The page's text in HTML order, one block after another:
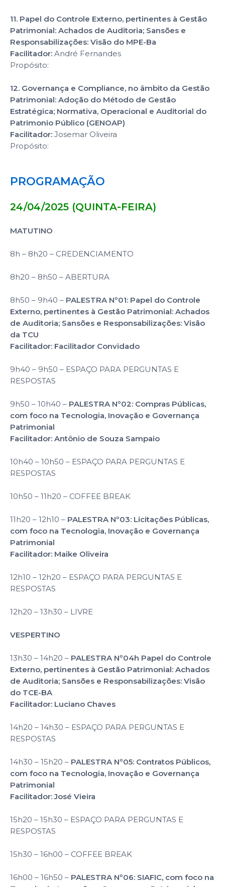
11. Papel do Controle Externo, pertinentes à Gestão
Patrimonial: Achados de Auditoria; Sansões e
Responsabilizações: Visão do MPE-Ba
Facilitador: André Fernandes
Propósito:
12. Governança e Compliance, no âmbito da Gestão
Patrimonial: Adoção do Método de Gestão
Estratégica; Normativa, Operacional e Auditorial do
Patrimonio Público (GENOAP)
Facilitador: Josemar Oliveira
Propósito:
PROGRAMAÇÃO
24/04/2025 (QUINTA-FEIRA)
MATUTINO
8h – 8h20 – CREDENCIAMENTO
8h20 – 8h50 – ABERTURA
8h50 – 9h40 – PALESTRA Nº01: Papel do Controle
Externo, pertinentes à Gestão Patrimonial: Achados
de Auditoria; Sansões e Responsabilizações: Visão
da TCU
Facilitador: Facilitador Convidado
9h40 – 9h50 – ESPAÇO PARA PERGUNTAS E
RESPOSTAS
9h50 – 10h40 – PALESTRA Nº02: Compras Públicas,
com foco na Tecnologia, Inovação e Governança
Patrimonial
Facilitador: Antônio de Souza Sampaio
10h40 – 10h50 – ESPAÇO PARA PERGUNTAS E
RESPOSTAS
10h50 – 11h20 – COFFEE BREAK
11h20 – 12h10 – PALESTRA Nº03: Licitações Públicas,
com foco na Tecnologia, Inovação e Governança
Patrimonial
Facilitador: Maike Oliveira
12h10 – 12h20 – ESPAÇO PARA PERGUNTAS E
RESPOSTAS
12h20 – 13h30 – LIVRE
VESPERTINO
13h30 – 14h20 – PALESTRA Nº04h Papel do Controle
Externo, pertinentes à Gestão Patrimonial: Achados
de Auditoria; Sansões e Responsabilizações: Visão
do TCE-BA
Facilitador: Luciano Chaves
14h20 – 14h30 – ESPAÇO PARA PERGUNTAS E
RESPOSTAS
14h30 – 15h20 – PALESTRA Nº05: Contratos Públicos,
com foco na Tecnologia, Inovação e Governança
Patrimonial
Facilitador: José Vieira
15h20 – 15h30 – ESPAÇO PARA PERGUNTAS E
RESPOSTAS
15h30 – 16h00 – COFFEE BREAK
16h00 – 16h50 – PALESTRA Nº06: SIAFIC, com foco na